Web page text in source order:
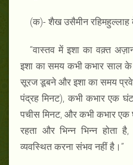
(क)- शैख उसैमीन
“वास्तव में इशा का वक़्त
इशा का समय कभी कभार साल
सूरज डूबने और इशा का समय
पंद्रह मिनट), कभी कभार एक
पचीस मिनट, और कभी कभार एक
रहता और भिन्न भिन्न होता
व्यवस्थित करना संभव नहीं है।”